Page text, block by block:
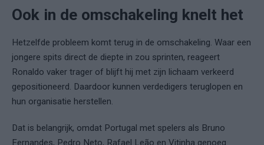
Ook in de omschakeling knelt het
Hetzelfde probleem komt terug in de omschakeling. Waar een
jongere spits direct de diepte in zou sprinten, reageert
Ronaldo vaker trager of blijft hij met zijn lichaam verkeerd
gepositioneerd. Daardoor kunnen verdedigers teruglopen en
hun organisatie herstellen.
Dat is belangrijk, omdat Portugal met spelers als Bruno
Fernandes, Pedro Neto, Rafael Leão en Vitinha genoeg